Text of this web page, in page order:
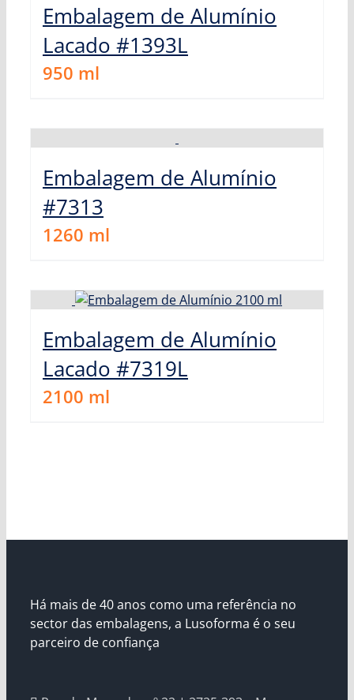
Embalagem de Alumínio
Lacado #1393L
950 ml
Embalagem de Alumínio
#7313
1260 ml
Embalagem de Alumínio
Lacado #7319L
2100 ml
Há mais de 40 anos como uma referência no
sector das embalagens, a Lusoforma é o seu
parceiro de confiança